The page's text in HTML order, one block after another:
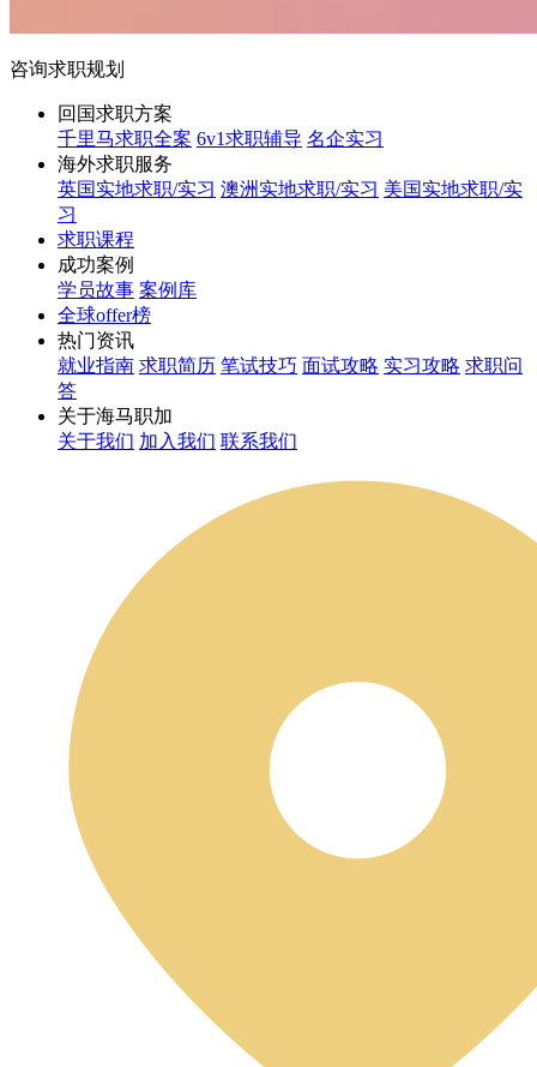
咨询求职规划
回国求职方案
千里马求职全案 6v1求职辅导 名企实习
海外求职服务
英国实地求职/实习 澳洲实地求职/实习 美国实地求职/实
习
求职课程
成功案例
学员故事 案例库
全球offer榜
热门资讯
就业指南 求职简历 笔试技巧 面试攻略 实习攻略 求职问
答
关于海马职加
关于我们 加入我们 联系我们